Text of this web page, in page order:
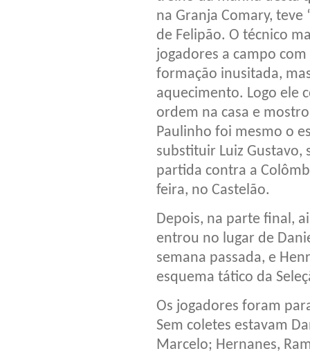
na Granja Comary, teve
de Felipão. O técnico
jogadores a campo
formação inusitada,
aquecimento. Logo ele
ordem na casa e
Paulinho foi mesmo o
substituir Luiz Gustavo,
partida contra a
feira, no Castelão.
Depois, na parte final,
entrou no lugar de
semana passada, e
esquema tático da
Os jogadores foram
Sem coletes estavam
Marcelo; Hernanes,